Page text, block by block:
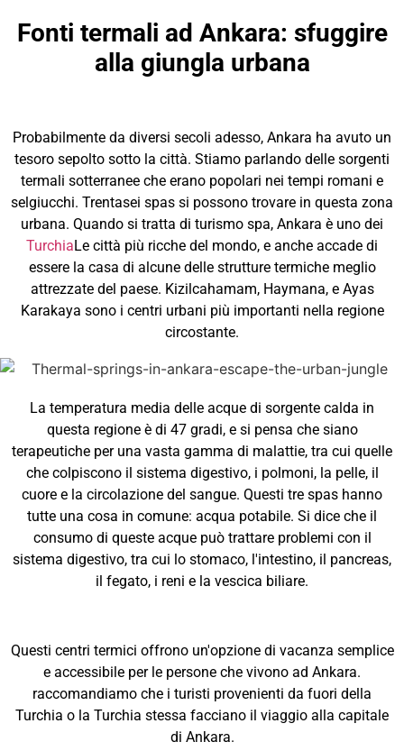
Fonti termali ad Ankara: sfuggire
alla giungla urbana
Probabilmente da diversi secoli adesso, Ankara ha avuto un
tesoro sepolto sotto la città. Stiamo parlando delle sorgenti
termali sotterranee che erano popolari nei tempi romani e
selgiucchi. Trentasei spas si possono trovare in questa zona
urbana. Quando si tratta di turismo spa, Ankara è uno dei
TurchiaLe città più ricche del mondo, e anche accade di
essere la casa di alcune delle strutture termiche meglio
attrezzate del paese. Kizilcahamam, Haymana, e Ayas
Karakaya sono i centri urbani più importanti nella regione
circostante.
La temperatura media delle acque di sorgente calda in
questa regione è di 47 gradi, e si pensa che siano
terapeutiche per una vasta gamma di malattie, tra cui quelle
che colpiscono il sistema digestivo, i polmoni, la pelle, il
cuore e la circolazione del sangue. Questi tre spas hanno
tutte una cosa in comune: acqua potabile. Si dice che il
consumo di queste acque può trattare problemi con il
sistema digestivo, tra cui lo stomaco, l'intestino, il pancreas,
il fegato, i reni e la vescica biliare.
Questi centri termici offrono un'opzione di vacanza semplice
e accessibile per le persone che vivono ad Ankara.
raccomandiamo che i turisti provenienti da fuori della
Turchia o la Turchia stessa facciano il viaggio alla capitale
di Ankara.